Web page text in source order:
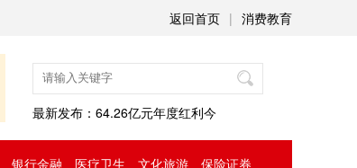
返回首页 | 消费教育
最新发布： 64.26亿元年度红利今
银行金融 医疗卫生 文化旅游
保险证券